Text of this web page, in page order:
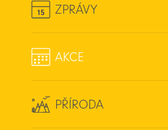
ZPRÁVY
AKCE
PŘÍRODA